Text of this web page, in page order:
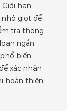
Giới hạn
nhỏ giọt để
tra thông
ngắn
biến.
xác nhận
hoàn thiện